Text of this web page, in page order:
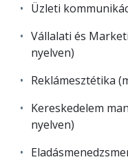
Üzleti
Vállalati és
nyelven)
Reklámesztétika
Kereskedelem
nyelven)